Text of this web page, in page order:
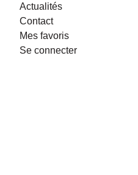
Actualités
Contact
Mes favoris
Se connecter